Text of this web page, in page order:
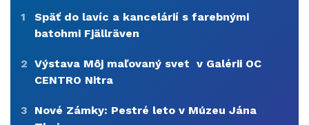
1
Späť do lavíc a kancelárií s farebnými
batohmi Fjällräven
2 Výstava Môj maľovaný svet v Galérii OC
CENTRO Nitra
3
Nové Zámky: Pestré leto v Múzeu Jána